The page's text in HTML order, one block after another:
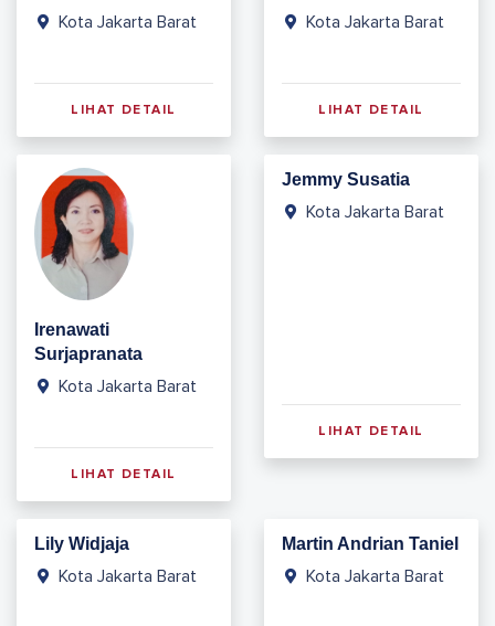
Kota Jakarta Barat
LIHAT DETAIL
Kota Jakarta Barat
LIHAT DETAIL
Irenawati
Surjapranata
Kota Jakarta Barat
LIHAT DETAIL
Jemmy Susatia
Kota Jakarta Barat
LIHAT DETAIL
Lily Widjaja
Kota Jakarta Barat
Martin Andrian Taniel
Kota Jakarta Barat